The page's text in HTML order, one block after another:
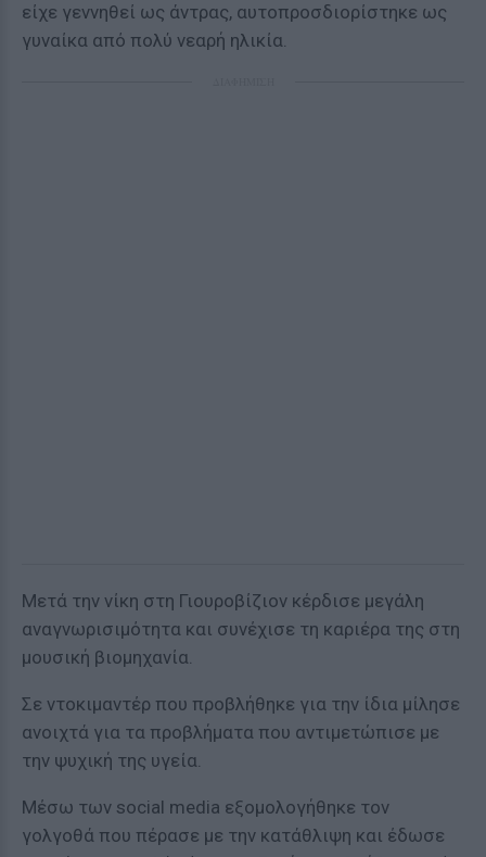
είχε γεννηθεί ως άντρας, αυτοπροσδιορίστηκε ως
γυναίκα από πολύ νεαρή ηλικία.
Μετά την νίκη στη Γιουροβίζιον κέρδισε μεγάλη
αναγνωρισιμότητα και συνέχισε τη καριέρα της στη
μουσική βιομηχανία.
Σε ντοκιμαντέρ που προβλήθηκε για την ίδια μίλησε
ανοιχτά για τα προβλήματα που αντιμετώπισε με
την ψυχική της υγεία.
Μέσω των social media εξομολογήθηκε τον
γολγοθά που πέρασε με την κατάθλιψη και έδωσε